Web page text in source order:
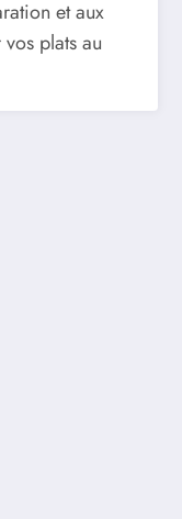
et aux
plats au